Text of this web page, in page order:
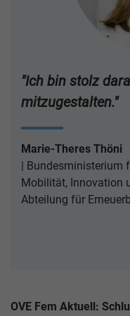
"Ich bin stolz
mitzugestalten."
Marie-Theres Thöni
Bundesministerium
Mobilität, Innovation
Abteilung für
OVE Fem Aktuell: